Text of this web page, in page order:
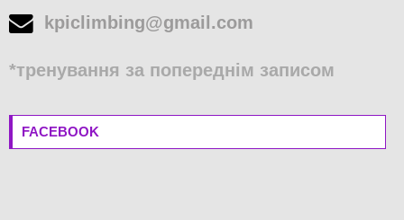
kpiclimbing@gmail.com
*тренування за попереднім записом
FACEBOOK